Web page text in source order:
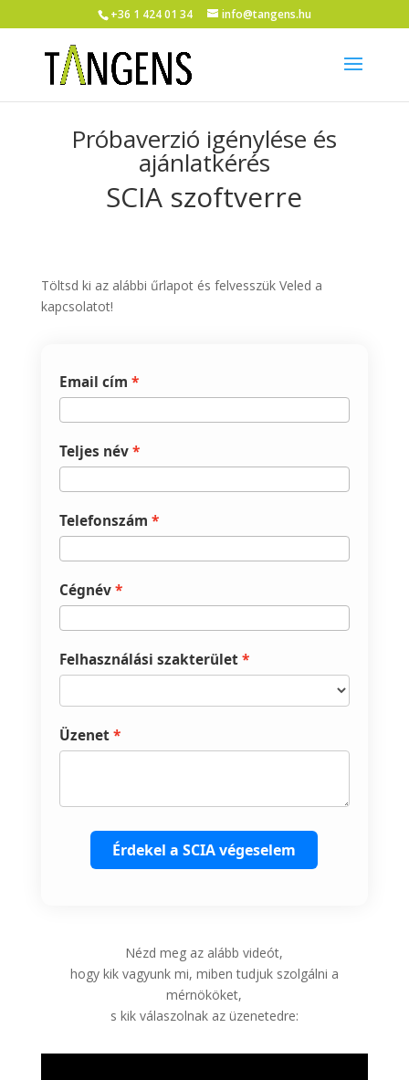
+36 1 424 01 34 info@tangens.hu
Próbaverzió igénylése és
ajánlatkérés
SCIA szoftverre
Töltsd ki az alábbi űrlapot és felvesszük Veled a
kapcsolatot!
Email cím
Teljes név
Telefonszám
Cégnév
Felhasználási szakterület
Üzenet
Érdekel a SCIA végeselem
Nézd meg az alább videót,
hogy kik vagyunk mi, miben tudjuk szolgálni a
mérnököket,
s kik válaszolnak az üzenetedre: